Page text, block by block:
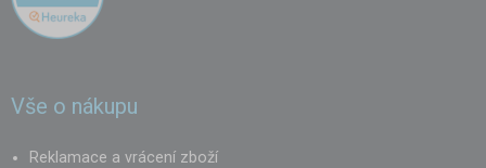
Vše o nákupu
Reklamace a vrácení zboží